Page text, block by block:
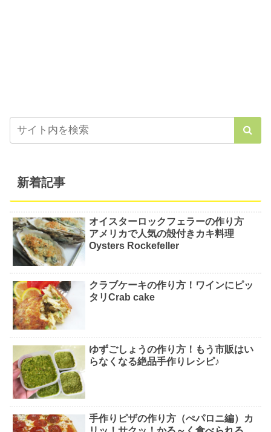
新着記事
オイスターロックフェラーの作り方
アメリカで人気の殻付きカキ料理
Oysters Rockefeller
クラブケーキの作り方！ワインにピッ
タリCrab cake
ゆずごしょうの作り方！もう市販はい
らなくなる絶品手作りレシピ♪
手作りピザの作り方（ぺパロニ編）カ